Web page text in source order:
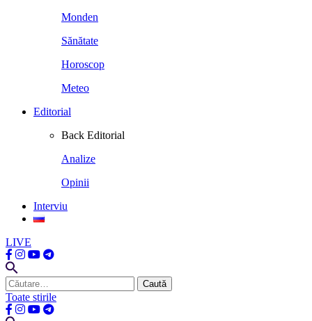
Monden
Sănătate
Horoscop
Meteo
Editorial
Back Editorial
Analize
Opinii
Interviu
LIVE
Caută
după:
Toate stirile